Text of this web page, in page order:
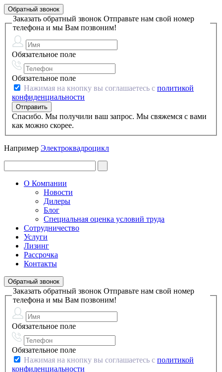
Обратный звонок
Заказать обратный звонок Отправьте нам свой номер
телефона и мы Вам позвоним!
Обязательное поле
Обязательное поле
Нажимая на кнопку вы соглашаетесь с политикой
конфиденциальности
Спасибо. Мы получили ваш запрос. Мы свяжемся с вами
как можно скорее.
Например Электроквадроцикл
О Компании
Новости
Дилеры
Блог
Специальная оценка условий труда
Сотрудничество
Услуги
Лизинг
Рассрочка
Контакты
Обратный звонок
Заказать обратный звонок Отправьте нам свой номер
телефона и мы Вам позвоним!
Обязательное поле
Обязательное поле
Нажимая на кнопку вы соглашаетесь с политикой
конфиденциальности